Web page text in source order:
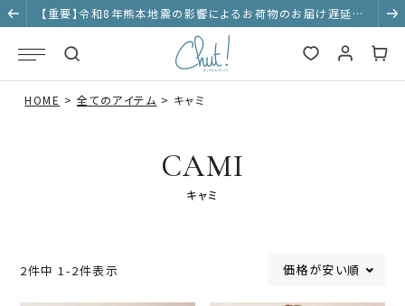
【重要】令和8年熊本地震の影響によるお荷物のお届け遅延に
ついて
HOME 全てのアイテム キャミ
CAMI
キャミ
価格が安い順
2件中 1 -2件表示